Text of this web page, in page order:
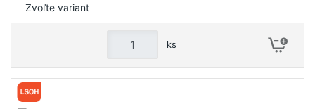
Zvoľte variant
ks